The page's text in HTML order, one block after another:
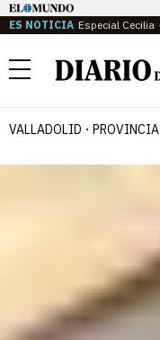
ES NOTICIA Especial Cecilia
Menú
VALLADOLID PROVINCIA